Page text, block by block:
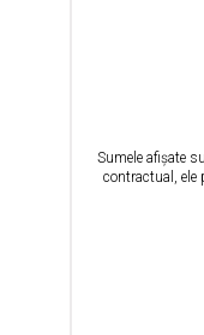
Sumele afișate
contractual, ele